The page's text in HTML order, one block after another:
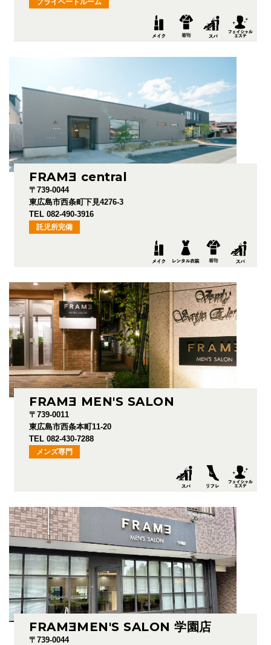
プライベートルーム
FRAME central
〒739-0044
東広島市西条町下見4276-3
TEL 082-490-3916
託児所完備
FRAME MEN'S SALON
〒739-0011
東広島市西条本町11-20
TEL 082-430-7288
メンズ専門
FRAMEMEN'S SALON 学園店
〒739-0044